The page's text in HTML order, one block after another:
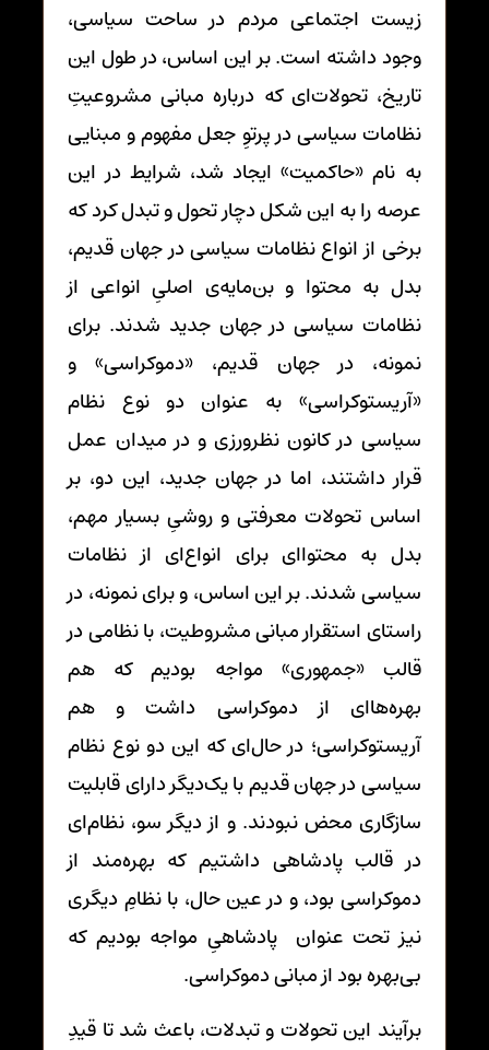
زیست اجتماعی مردم در ساحت سیاسی،
وجود داشته است. بر این اساس، در طول این
تاریخ، تحولات‌ای که درباره مبانی مشروعیتِ
نظامات سیاسی در پرتوِ جعل مفهوم و مبنایی
به نام «حاکمیت» ایجاد شد، شرایط در این
عرصه را به این شکل دچار تحول و تبدل کرد که
برخی از انواع نظامات سیاسی در جهان قدیم،
بدل به محتوا و بن‌مایه‌ی اصلیِ انواعی از
نظامات سیاسی در جهان جدید شدند. برای
نمونه، در جهان قدیم، «دموکراسی» و
«آریستوکراسی» به عنوان دو نوع نظام
سیاسی در کانون نظرورزی و در میدان عمل
قرار داشتند، اما در جهان جدید، این دو، بر
اساس تحولات معرفتی و روشیِ بسیار مهم،
بدل به محتواای برای انواع‌ای از نظامات
سیاسی شدند. بر این اساس، و برای نمونه، در
راستای استقرار مبانی مشروطیت، با نظامی در
قالب «جمهوری» مواجه بودیم که هم
بهره‌هاای از دموکراسی داشت و هم
آریستوکراسی؛ در حال‌ای که این دو نوع نظام
سیاسی در جهان قدیم با یک‌دیگر دارای قابلیت
سازگاری محض نبودند. و از دیگر سو، نظام‌ای
در قالب پادشاهی داشتیم که بهره‌مند از
دموکراسی بود، و در عین حال، با نظامِ دیگری
نیز تحت عنوان پادشاهیِ مواجه بودیم که
بی‌بهره بود از مبانی دموکراسی.
برآیند این تحولات و تبدلات، باعث شد تا قیدِ